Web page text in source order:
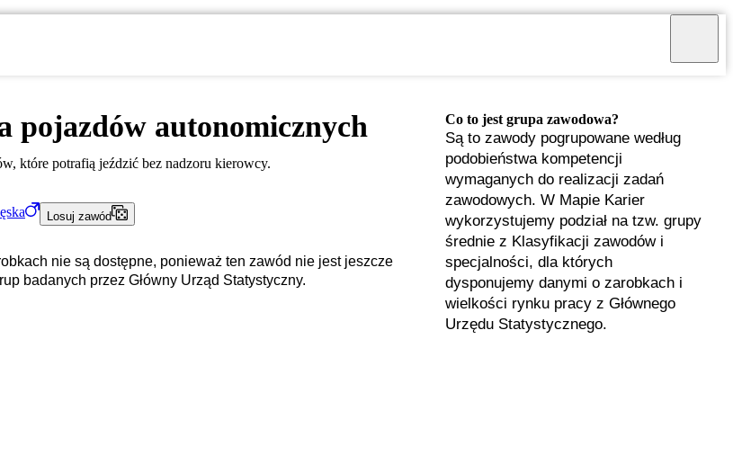
pojazdów autonomicznych
które potrafią jeździć bez nadzoru kierowcy.
Losuj zawód
nie są dostępne, ponieważ ten zawód nie jest jeszcze
badanych przez Główny Urząd Statystyczny.
Co to jest grupa zawodowa?
Są to zawody pogrupowane według
podobieństwa kompetencji
wymaganych do realizacji zadań
zawodowych. W Mapie Karier
wykorzystujemy podział na tzw. grupy
średnie z Klasyfikacji zawodów i
specjalności, dla których
dysponujemy danymi o zarobkach i
wielkości rynku pracy z Głównego
Urzędu Statystycznego.